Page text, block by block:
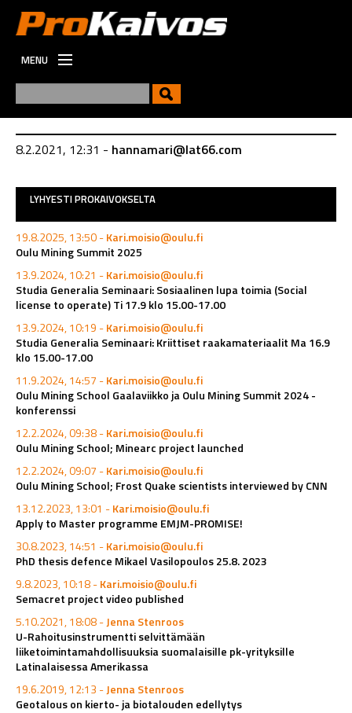
MENU
VIESTINTÄ
UUSI
TYÖPAIKAT
8.2.2021, 12:31 - hannamari@lat66.com
LYHYESTI PROKAIVOKSELTA
19.8.2025, 13:50 -Kari.moisio@oulu.fi
Oulu Mining Summit 2025
13.9.2024, 10:21 -Kari.moisio@oulu.fi
Studia Generalia Seminaari: Sosiaalinen lupa toimia (Social
license to operate) Ti 17.9 klo 15.00-17.00
13.9.2024, 10:19 -Kari.moisio@oulu.fi
Studia Generalia Seminaari: Kriittiset raakamateriaalit Ma 16.9
klo 15.00-17.00
11.9.2024, 14:57 -Kari.moisio@oulu.fi
Oulu Mining School Gaalaviikko ja Oulu Mining Summit 2024 -
konferenssi
12.2.2024, 09:38 -Kari.moisio@oulu.fi
Oulu Mining School; Minearc project launched
12.2.2024, 09:07 -Kari.moisio@oulu.fi
Oulu Mining School; Frost Quake scientists interviewed by CNN
13.12.2023, 13:01 -Kari.moisio@oulu.fi
Apply to Master programme EMJM-PROMISE!
30.8.2023, 14:51 -Kari.moisio@oulu.fi
PhD thesis defence Mikael Vasilopoulos 25.8. 2023
9.8.2023, 10:18 -Kari.moisio@oulu.fi
Semacret project video published
5.10.2021, 18:08 -Jenna Stenroos
U-Rahoitusinstrumentti selvittämään
liiketoimintamahdollisuuksia suomalaisille pk-yrityksille
Latinalaisessa Amerikassa
19.6.2019, 12:13 -Jenna Stenroos
Geotalous on kierto- ja biotalouden edellytys